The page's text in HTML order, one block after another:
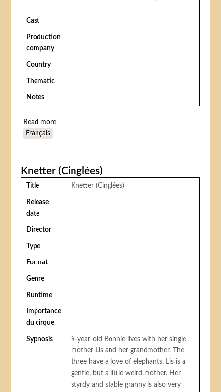
Cast
Production
company
Country
Thematic
Notes
Read more
Français
Knetter (Cinglées)
Title Knetter (Cinglées)
Release
date
Director
Type
Format
Genre
Runtime
Importance
du cirque
Sypnosis
9-year-old Bonnie lives with her single
mother Lis and her grandmother. The
three have a love of elephants. Lis is a
gentle, but a little weird mother. Her
styrdy and stable granny is also very